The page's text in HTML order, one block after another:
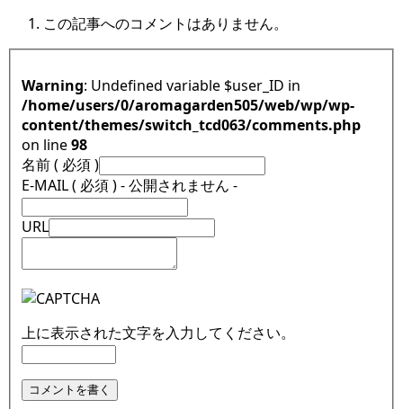
この記事へのコメントはありません。
Warning : Undefined variable $user_ID in
/home/users/0/aromagarden505/web/wp/wp-
content/themes/switch_tcd063/comments.php
on line98
名前 ( 必須 )
E-MAIL ( 必須 ) - 公開されません -
URL
上に表示された文字を入力してください。